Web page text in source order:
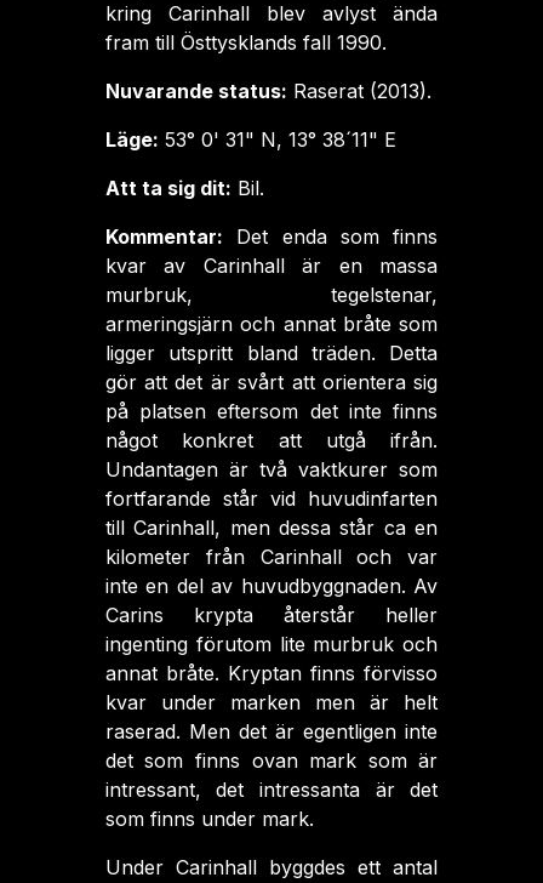
kring Carinhall blev avlyst ända
fram till Östtysklands fall 1990.
Nuvarande status: Raserat (2013).
Läge: 53° 0' 31" N, 13° 38´11" E
Att ta sig dit: Bil.
Kommentar:
Det enda som finns
kvar av Carinhall är en massa
murbruk, tegelstenar,
armeringsjärn och annat bråte som
ligger utspritt bland träden. Detta
gör att det är svårt att orientera sig
på platsen eftersom det inte finns
något konkret att utgå ifrån.
Undantagen är två vaktkurer som
fortfarande står vid huvudinfarten
till Carinhall, men dessa står ca en
kilometer från Carinhall och var
inte en del av huvudbyggnaden. Av
Carins krypta återstår heller
ingenting förutom lite murbruk och
annat bråte. Kryptan finns förvisso
kvar under marken men är helt
raserad. Men det är egentligen inte
det som finns ovan mark som är
intressant, det intressanta är det
som finns under mark.
Under Carinhall byggdes ett antal